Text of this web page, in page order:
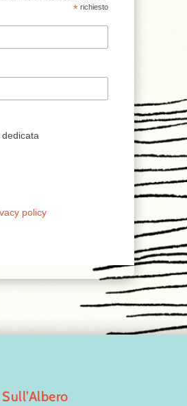
*richiesto
policy